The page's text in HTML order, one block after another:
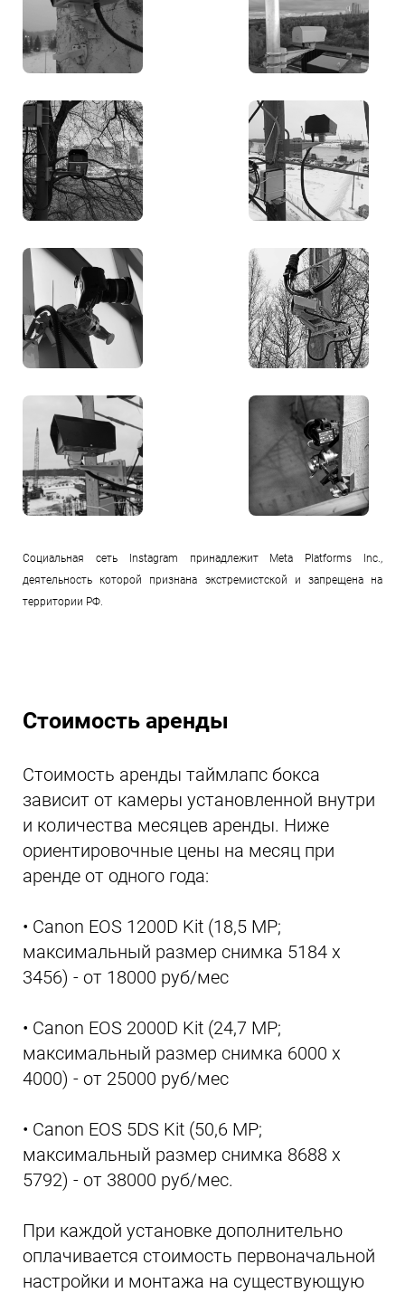
Социальная сеть Instagram принадлежит Meta Platforms Inc.,
деятельность которой признана экстремистской и запрещена на
территории РФ.
Стоимость аренды
Стоимость аренды таймлапс бокса
зависит от камеры установленной внутри
и количества месяцев аренды. Ниже
ориентировочные цены на месяц при
аренде от одного года:
• Canon EOS 1200D Kit (18,5 MP;
максимальный размер снимка 5184 x
3456) - от 18000 руб/мес
• Canon EOS 2000D Kit (24,7 MP;
максимальный размер снимка 6000 x
4000) - от 25000 руб/мес
• Canon EOS 5DS Kit (50,6 MP;
максимальный размер снимка 8688 x
5792) - от 38000 руб/мес.
При каждой установке дополнительно
оплачивается стоимость первоначальной
настройки и монтажа на существующую